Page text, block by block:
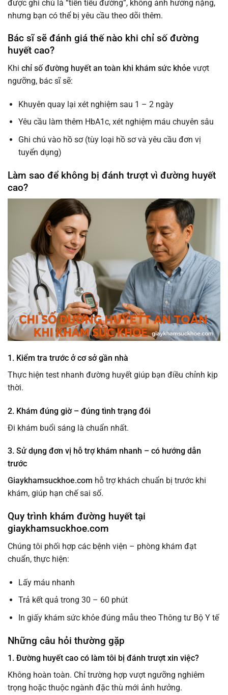
được ghi chú là “tiền tiểu đường”, không ảnh hưởng nặng,
nhưng bạn có thể bị yêu cầu theo dõi thêm.
Bác sĩ sẽ đánh giá thế nào khi chỉ số đường
huyết cao?
Khi chỉ số đường huyết an toàn khi khám sức khỏe vượt
ngưỡng, bác sĩ sẽ:
Khuyên quay lại xét nghiệm sau 1 – 2 ngày
Yêu cầu làm thêm HbA1c, xét nghiệm máu chuyên sâu
Ghi chú vào hồ sơ (tùy loại hồ sơ và yêu cầu đơn vị
tuyển dụng)
Làm sao để không bị đánh trượt vì đường huyết
cao?
1. Kiểm tra trước ở cơ sở gần nhà
Thực hiện test nhanh đường huyết giúp bạn điều chỉnh kịp
thời.
2. Khám đúng giờ – đúng tình trạng đói
Đi khám buổi sáng là chuẩn nhất.
3. Sử dụng đơn vị hỗ trợ khám nhanh – có hướng dẫn
trước
Giaykhamsuckhoe.com hỗ trợ khách chuẩn bị trước khi
khám, giúp hạn chế sai số.
Quy trình khám đường huyết tại
giaykhamsuckhoe.com
Chúng tôi phối hợp các bệnh viện – phòng khám đạt
chuẩn, thực hiện:
Lấy máu nhanh
Trả kết quả trong 30 – 60 phút
In giấy khám sức khỏe đúng mẫu theo Thông tư Bộ Y tế
Những câu hỏi thường gặp
1. Đường huyết cao có làm tôi bị đánh trượt xin việc?
Không hoàn toàn. Chỉ trường hợp vượt ngưỡng nghiêm
trọng hoặc thuộc ngành đặc thù mới ảnh hưởng.